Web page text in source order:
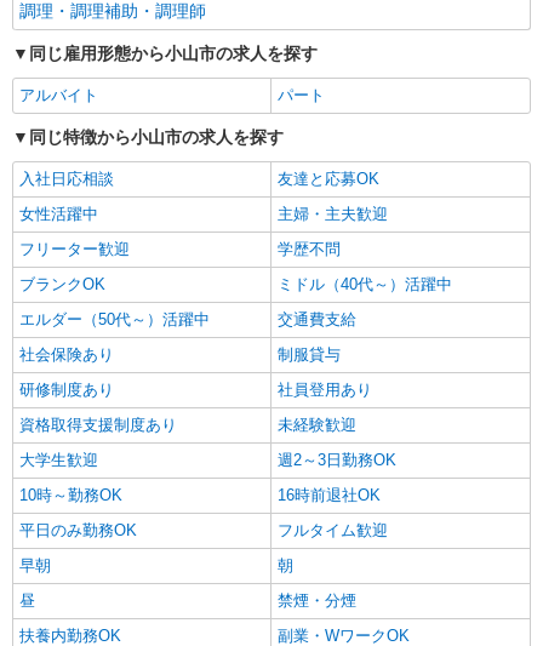
調理・調理補助・調理師
同じ雇用形態から小山市の求人を探す
アルバイト パート
同じ特徴から小山市の求人を探す
入社日応相談
友達と応募OK
女性活躍中
主婦・主夫歓迎
フリーター歓迎
学歴不問
ブランクOK
ミドル（40代～）活躍中
エルダー（50代～）活躍中
交通費支給
社会保険あり
制服貸与
研修制度あり
社員登用あり
資格取得支援制度あり
未経験歓迎
大学生歓迎
週2～3日勤務OK
10時～勤務OK
16時前退社OK
平日のみ勤務OK
フルタイム歓迎
早朝
朝
昼
禁煙・分煙
扶養内勤務OK
副業・WワークOK